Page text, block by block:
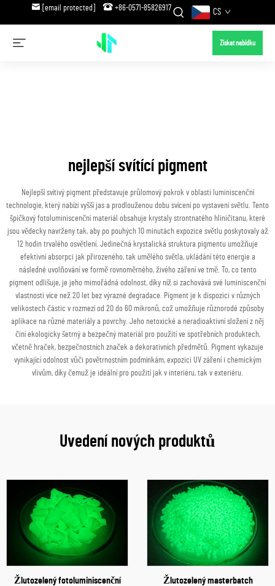
[email protected] +86-0571-85826917 CS
Získat nabídku
nejlepší svítící pigment
Nejlepší svítivý pigment představuje průlomový pokrok v oblasti luminiscenční
technologie, který nabízí vyšší jas a prodlouženou dobu svícení po vystavení světlu. Tento
špičkový fotoluminiscenční materiál obsahuje krystaly strontnatého hliničitanu, které
jsou vědecky navrženy tak, aby po pouhých 10 minutách expozice světlu poskytovaly až
12 hodin trvalého osvětlení. Jedinečná krystalická struktura pigmentu umožňuje
efektivní absorpci jak přirozeného, tak umělého světla, ukládání této energie a
následné uvolňování ve formě rovnoměrného, živého záření ve tmě. To, co tento
pigment odlišuje, je jeho mimořádná odolnost, díky níž si zachovává své luminiscenční
vlastnosti více než 20 let bez výrazné degradace. Pigment je k dispozici v různých
velikostech částic v rozmezí od 20 do 60 mikronů, což umožňuje různorodé způsoby
aplikace na různé materiály a povrchy. Jeho netoxické a neradioaktivní složení z něj
činí ekologicky šetrný a bezpečný materiál pro použití ve spotřebních produktech,
včetně hraček, bezpečnostních značek a dekorativních předmětů. Pigment vykazuje
vynikající odolnost vůči povětrnostním podmínkám, expozici UV záření i chemickým
vlivům, díky čemuž je ideální pro použití jak v interiéru, tak v exteriéru.
Uvedení nových produktů
Žlutozelený fotoluminiscenční
Žlutozelený masterbatch